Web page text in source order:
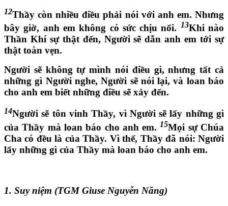
12Thầy còn nhiều điều phải nói với anh em. Nhưng
bây giờ, anh em không có sức chịu nổi.
13Khi nào
Thần Khí sự thật đến, Người sẽ dẫn anh em tới sự
thật toàn vẹn.
Người sẽ không tự mình nói điều gì, nhưng tất cả
những gì Người nghe, Người sẽ nói lại, và loan báo
cho anh em biết những điều sẽ xảy đến.
14Người sẽ tôn vinh Thầy, vì Người sẽ lấy những gì
của Thầy mà loan báo cho anh em.15Mọi sự Chúa
Cha có đều là của Thầy. Vì thế, Thầy đã nói: Người
lấy những gì của Thầy mà loan báo cho anh em.
1. Suy niệm (TGM Giuse Nguyễn Năng)